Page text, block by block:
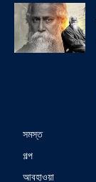
সমস্ত
গল্প
আবহাওয়া